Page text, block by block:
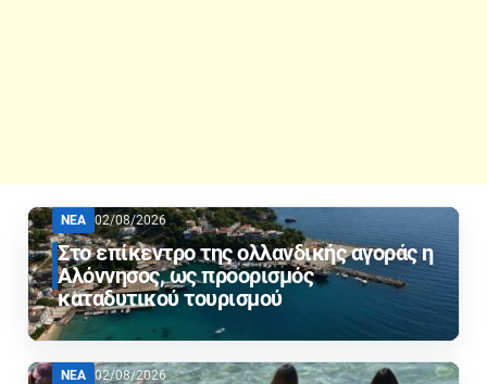
ΝΕΑ 02/08/2026
Στο επίκεντρο της ολλανδικής αγοράς η
Αλόννησος, ως προορισμός
καταδυτικού τουρισμού
ΝΕΑ 02/08/2026